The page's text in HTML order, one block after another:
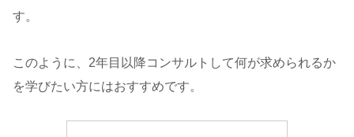
す。
このように、2年目以降コンサルトして何が求められるか
を学びたい方にはおすすめです。